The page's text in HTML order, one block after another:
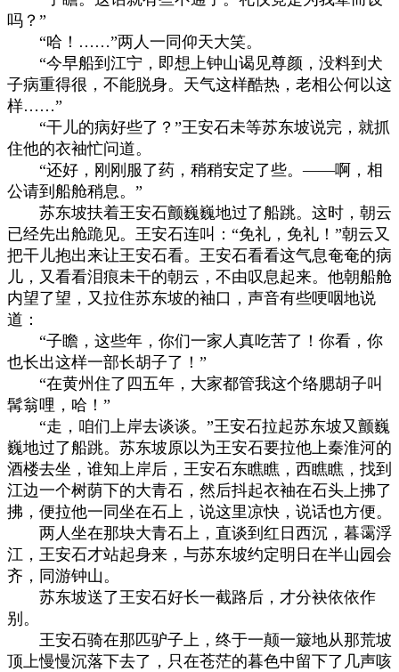
吗？”
“哈！……”两人一同仰天大笑。
“今早船到江宁，即想上钟山谒见尊颜，没料到犬
子病重得很，不能脱身。天气这样酷热，老相公何以这
样……”
“干儿的病好些了？”王安石未等苏东坡说完，就抓
住他的衣袖忙问道。
“还好，刚刚服了药，稍稍安定了些。——啊，相
公请到船舱稍息。”
苏东坡扶着王安石颤巍巍地过了船跳。这时，朝云
已经先出舱跪见。王安石连叫：“免礼，免礼！”朝云又
把干儿抱出来让王安石看。王安石看看这气息奄奄的病
儿，又看看泪痕未干的朝云，不由叹息起来。他朝船舱
内望了望，又拉住苏东坡的袖口，声音有些哽咽地说
道：
“子瞻，这些年，你们一家人真吃苦了！你看，你
也长出这样一部长胡子了！”
“在黄州住了四五年，大家都管我这个络腮胡子叫
髯翁哩，哈！”
“走，咱们上岸去谈谈。”王安石拉起苏东坡又颤巍
巍地过了船跳。苏东坡原以为王安石要拉他上秦淮河的
酒楼去坐，谁知上岸后，王安石东瞧瞧，西瞧瞧，找到
江边一个树荫下的大青石，然后抖起衣袖在石头上拂了
拂，便拉他一同坐在石上，说这里凉快，说话也方便。
两人坐在那块大青石上，直谈到红日西沉，暮霭浮
江，王安石才站起身来，与苏东坡约定明日在半山园会
齐，同游钟山。
苏东坡送了王安石好长一截路后，才分袂依依作
别。
王安石骑在那匹驴子上，终于一颠一簸地从那荒坡
顶上慢慢沉落下去了，只在苍茫的暮色中留下了几声咳